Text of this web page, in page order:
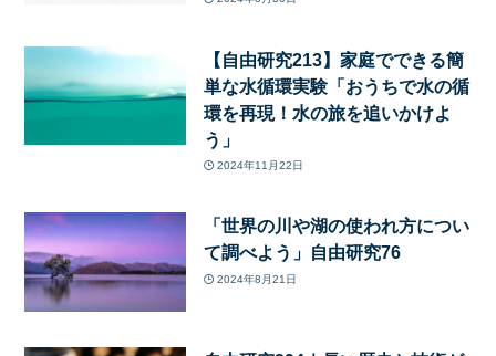
【自由研究213】家庭でできる簡
単な水循環実験「おうちで水の循
環を再現！水の旅を追いかけよ
う」
2024年11月22日
「世界の川や湖の使われ方につい
て調べよう」自由研究76
2024年8月21日